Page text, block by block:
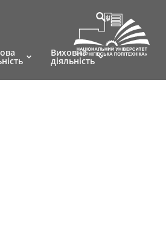
Виховна
діяльність